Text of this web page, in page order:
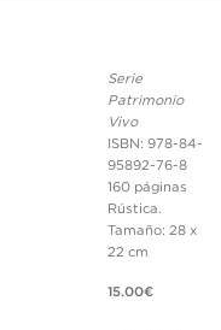
Serie
Patrimonio
Vivo
ISBN: 978-84-
95892-76-8
160 páginas
Rústica.
Tamaño: 28 x
22 cm
15.00€